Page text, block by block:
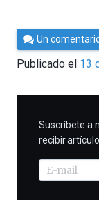
Por
César
Tomé
Un
Publicado el 13
Suscríbete a
recibir